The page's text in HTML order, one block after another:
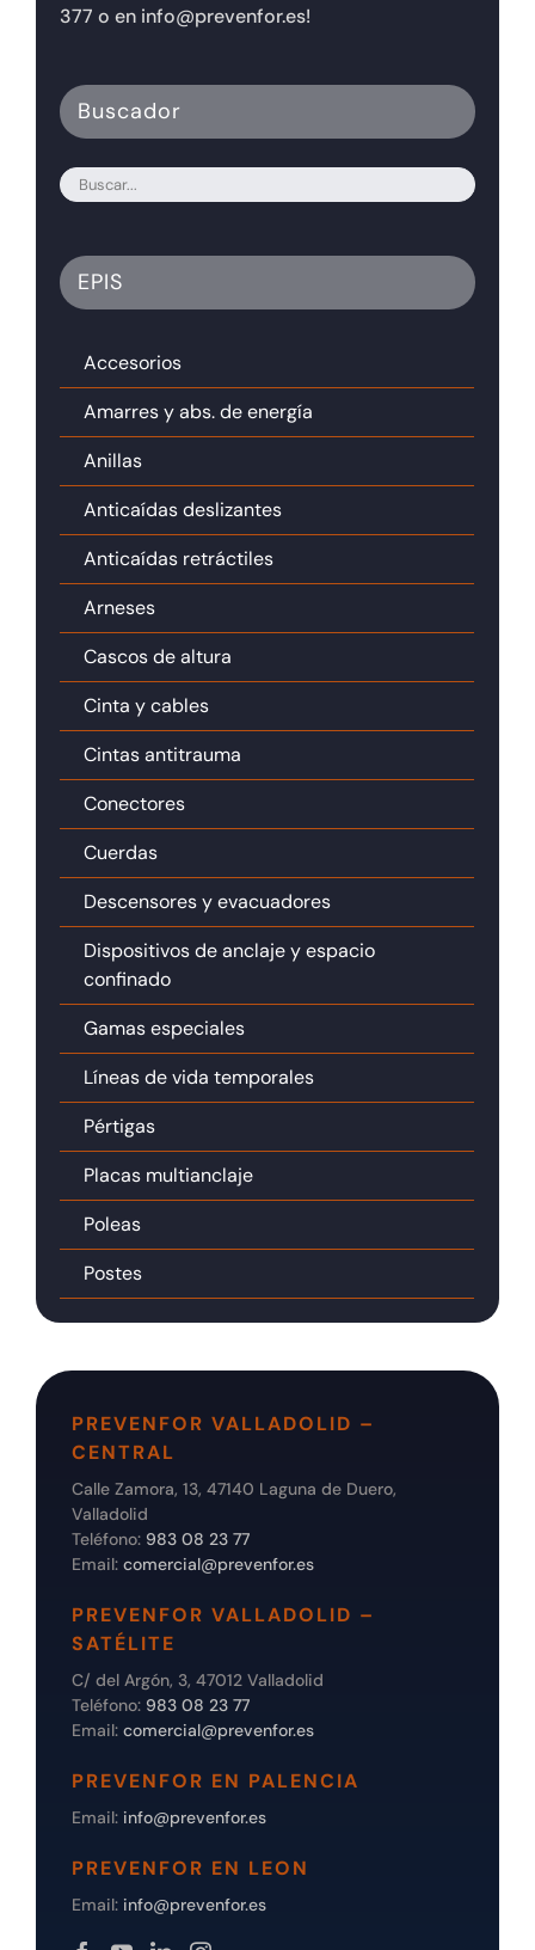
377 o en info@prevenfor.es!
Buscador
EPIS
Accesorios
Amarres y abs. de energía
Anillas
Anticaídas deslizantes
Anticaídas retráctiles
Arneses
Cascos de altura
Cinta y cables
Cintas antitrauma
Conectores
Cuerdas
Descensores y evacuadores
Dispositivos de anclaje y espacio
confinado
Gamas especiales
Líneas de vida temporales
Pértigas
Placas multianclaje
Poleas
Postes
PREVENFOR VALLADOLID –
CENTRAL
Calle Zamora, 13, 47140 Laguna de Duero,
Valladolid
Teléfono: 983 08 23 77
Email: comercial@prevenfor.es
PREVENFOR VALLADOLID –
SATÉLITE
C/ del Argón, 3, 47012 Valladolid
Teléfono: 983 08 23 77
Email: comercial@prevenfor.es
PREVENFOR EN PALENCIA
Email: info@prevenfor.es
PREVENFOR EN LEON
Email: info@prevenfor.es